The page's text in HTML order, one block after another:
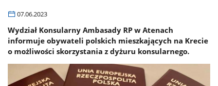
07.06.2023
Wydział Konsularny Ambasady RP w Atenach
informuje obywateli polskich mieszkających na Krecie
o możliwości skorzystania z dyżuru konsularnego.